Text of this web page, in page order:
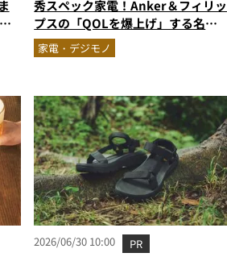
秀スペック家電！Anker＆フィリッ
プスの「QOLを爆上げ」する名品2
選家電・デジモノ
2026/06/30 10:00 PR